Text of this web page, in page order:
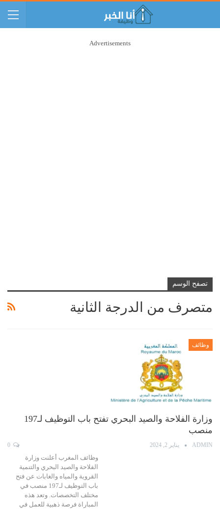
Advertisements
تصفح الوسم
متصرف من الدرجة الثانية
وظائف
وزارة الفلاحة والصيد البحري تفتح باب التوظيف لـ197
منصب
ADMIN يناير 2, 2024
وظائف المغرب أعلنت وزارة
الفلاحة والصيد البحري والتنمية
القروية والمياه والغابات عن فتح
باب التوظيف لـ197 منصب في
مختلف التخصصات. وتعد هذه
المباراة فرصة ذهبية للعمل في